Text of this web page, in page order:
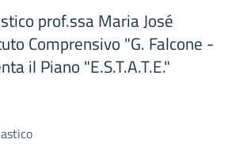
prof.ssa Maria José
Comprensivo "G. Falcone -
il Piano "E.S.T.A.T.E."